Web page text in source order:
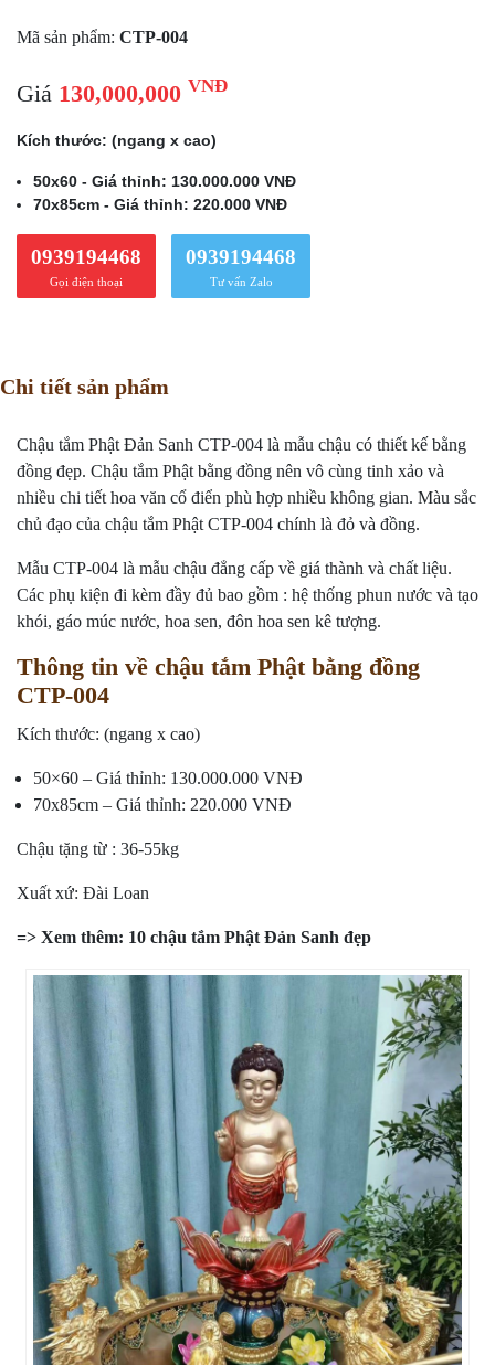
Mã sản phẩm: CTP-004
Giá 130,000,000 VNĐ
Kích thước: (ngang x cao)
50x60 - Giá thỉnh: 130.000.000 VNĐ
70x85cm - Giá thỉnh: 220.000 VNĐ
0939194468
Gọi điện thoại
0939194468
Tư vấn Zalo
Chi tiết sản phẩm
Chậu tắm Phật Đản Sanh CTP-004 là mẫu chậu có thiết kế bằng
đồng đẹp. Chậu tắm Phật bằng đồng nên vô cùng tinh xảo và
nhiều chi tiết hoa văn cổ điển phù hợp nhiều không gian. Màu sắc
chủ đạo của chậu tắm Phật CTP-004 chính là đỏ và đồng.
Mẫu CTP-004 là mẫu chậu đẳng cấp về giá thành và chất liệu.
Các phụ kiện đi kèm đầy đủ bao gồm : hệ thống phun nước và tạo
khói, gáo múc nước, hoa sen, đôn hoa sen kê tượng.
Thông tin về chậu tắm Phật bằng đồng
CTP-004
Kích thước: (ngang x cao)
50×60 – Giá thỉnh: 130.000.000 VNĐ
70x85cm – Giá thỉnh: 220.000 VNĐ
Chậu tặng từ : 36-55kg
Xuất xứ: Đài Loan
=> Xem thêm: 10 chậu tắm Phật Đản Sanh đẹp